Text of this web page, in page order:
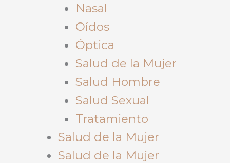
Nasal
Oídos
Óptica
Salud de la Mujer
Salud Hombre
Salud Sexual
Tratamiento
Salud de la Mujer
Salud de la Mujer